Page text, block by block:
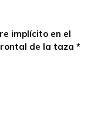
implícito en el
de la taza *